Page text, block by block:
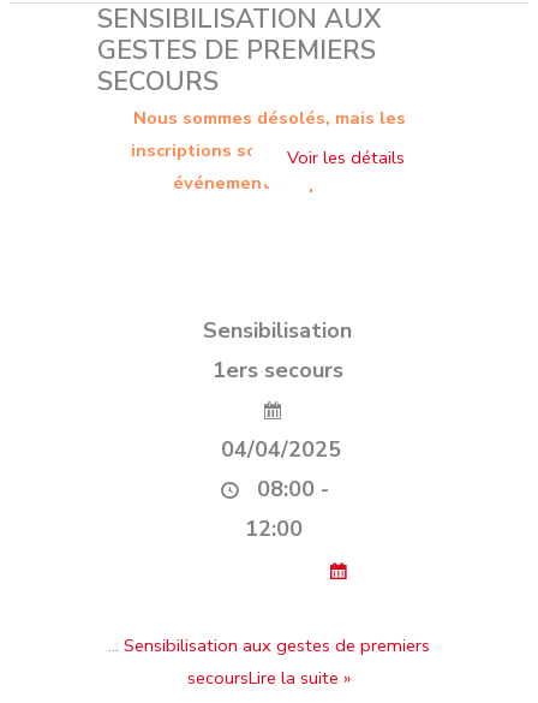
SENSIBILISATION AUX
GESTES DE PREMIERS
SECOURS
Nous sommes désolés, mais les
inscriptions sont terminées. Cet
événement est passé.
Sensibilisation
1ers secours
04/04/2025
08:00 -
12:00
… Sensibilisation aux gestes de premiers
secoursLire la suite »